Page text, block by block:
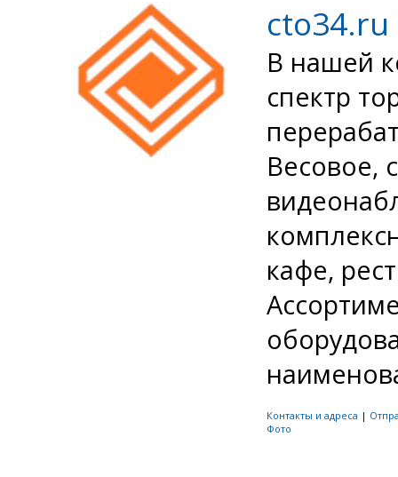
cto34.ru
В нашей
спектр
Весовое,
кафе,
Контакты и адреса |
Фото